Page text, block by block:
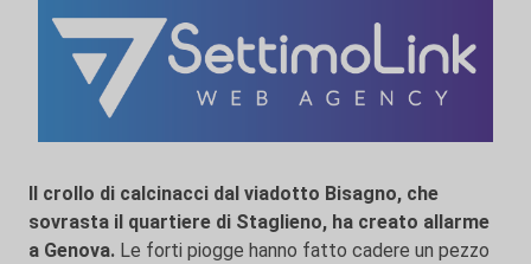
Il crollo di calcinacci dal viadotto Bisagno, che
sovrasta il quartiere di Staglieno, ha creato allarme
a Genova. Le forti piogge hanno fatto cadere un pezzo